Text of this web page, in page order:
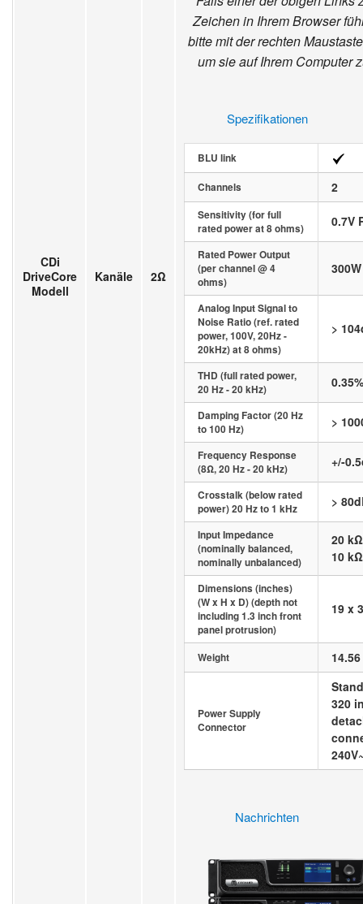
CDi
DriveCore
Modell
Kanäle 2Ω
Zeichen in Ihrem Browser
bitte mit der rechten
um sie auf Ihrem Computer
Spezifikationen
BLU link
Channels 2
Sensitivity (for full
rated power at 8 ohms)
0.7V
Rated Power Output
(per channel @ 4
ohms)
300W
Analog Input Signal to
Noise Ratio (ref. rated
power, 100V, 20Hz -
20kHz) at 8 ohms)
>
THD (full rated power,
20 Hz - 20 kHz)
0.35%
Damping Factor (20 Hz
to 100 Hz)
>
Frequency Response
(8Ω, 20 Hz - 20 kHz)
+/-
Crosstalk (below rated
power) 20 Hz to 1 kHz
>
Input Impedance
(nominally balanced,
nominally unbalanced)
20
10
Dimensions (inches)
(W x H x D) (depth not
including 1.3 inch front
panel protrusion)
19 x
Weight
Power Supply
Connector
320
Nachrichten